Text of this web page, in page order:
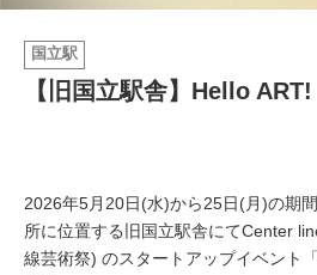
連載
おしらせ
国立駅
【旧国立駅舎】Hello ART!
2026年5月20日(水)から25日(月)の期
所に位置する旧国立駅舎にてCenter
線芸術祭) のスタートアップイベント